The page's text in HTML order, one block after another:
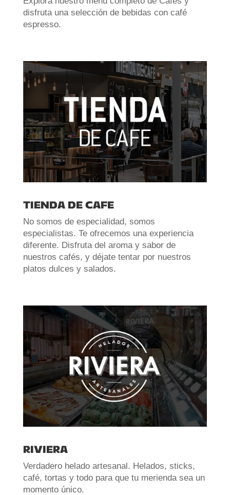
disfruta una selección de bebidas con café
espresso.
TIENDA DE CAFE
No somos de especialidad, somos
especialistas. Te ofrecemos una experiencia
diferente. Disfruta del aroma y sabor de
nuestros cafés, y déjate tentar por nuestros
platos dulces y salados.
RIVIERA
Verdadero helado artesanal. Helados, sticks,
café, tortas y todo para que tu merienda sea un
momento único.